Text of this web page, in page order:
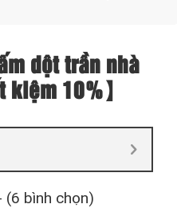
dột trần nhà
kiệm 10%】
(6 bình chọn)